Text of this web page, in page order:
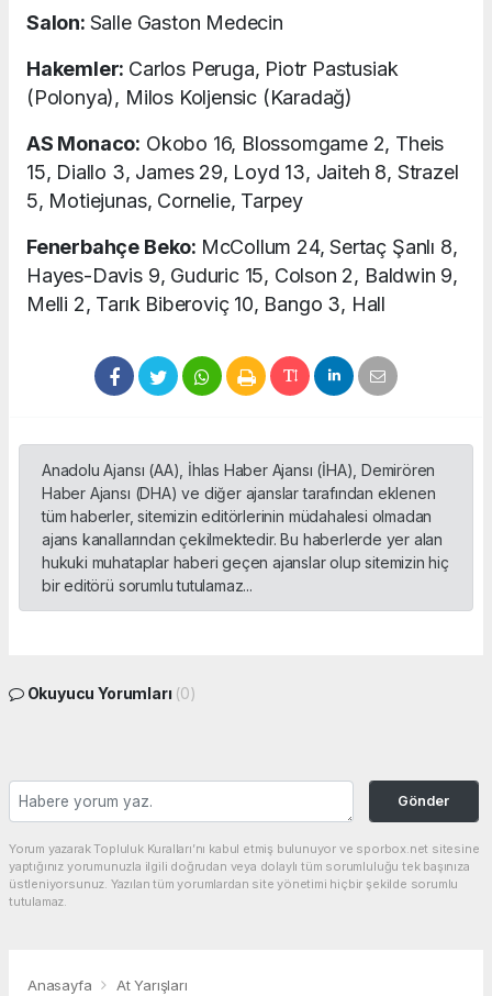
Salon: Salle Gaston Medecin
Hakemler: Carlos Peruga, Piotr Pastusiak
(Polonya), Milos Koljensic (Karadağ)
AS Monaco: Okobo 16, Blossomgame 2, Theis
15, Diallo 3, James 29, Loyd 13, Jaiteh 8, Strazel
5, Motiejunas, Cornelie, Tarpey
Fenerbahçe Beko: McCollum 24, Sertaç Şanlı 8,
Hayes-Davis 9, Guduric 15, Colson 2, Baldwin 9,
Melli 2, Tarık Biberoviç 10, Bango 3, Hall
Anadolu Ajansı (AA), İhlas Haber Ajansı (İHA), Demirören
Haber Ajansı (DHA) ve diğer ajanslar tarafından eklenen
tüm haberler, sitemizin editörlerinin müdahalesi olmadan
ajans kanallarından çekilmektedir. Bu haberlerde yer alan
hukuki muhataplar haberi geçen ajanslar olup sitemizin hiç
bir editörü sorumlu tutulamaz...
Okuyucu Yorumları (0)
Gönder
Yorum yazarak Topluluk Kuralları’nı kabul etmiş bulunuyor ve sporbox.net sitesine
yaptığınız yorumunuzla ilgili doğrudan veya dolaylı tüm sorumluluğu tek başınıza
üstleniyorsunuz. Yazılan tüm yorumlardan site yönetimi hiçbir şekilde sorumlu
tutulamaz.
Anasayfa At Yarışları